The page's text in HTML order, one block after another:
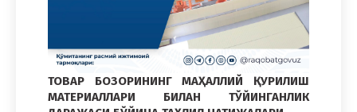
ТОВАР БОЗОРИНИНГ МАҲАЛЛИЙ ҚУРИЛИШ
МАТЕРИАЛЛАРИ БИЛАН ТЎЙИНГАНЛИК